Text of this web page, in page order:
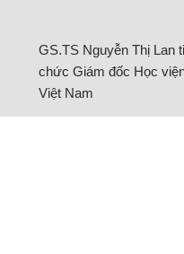
GS.TS Nguyễn Thị Lan
chức Giám đốc Học
Việt Nam